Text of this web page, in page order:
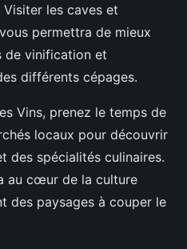
les caves et
permettra de mieux
de vinification et
différents cépages.
Vins, prenez le temps de
locaux pour découvrir
des spécialités culinaires.
au cœur de la culture
des paysages à couper le